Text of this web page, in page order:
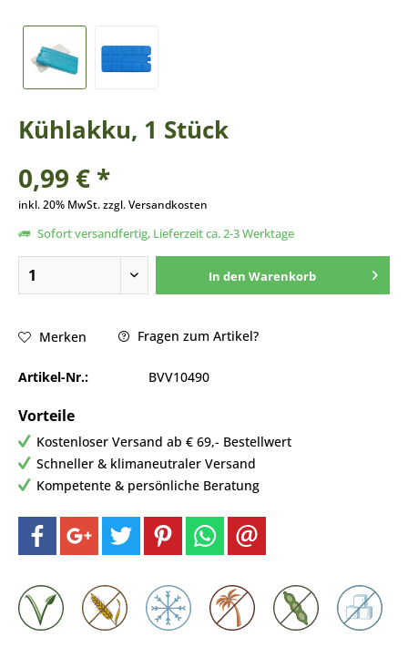
Kühlakku, 1 Stück
0,99 € *
inkl. 20% MwSt. zzgl. Versandkosten
Sofort versandfertig, Lieferzeit ca. 2-3 Werktage
In den Warenkorb
Merken Fragen zum Artikel?
Artikel-Nr.: BVV10490
Vorteile
Kostenloser Versand ab € 69,- Bestellwert
Schneller & klimaneutraler Versand
Kompetente & persönliche Beratung